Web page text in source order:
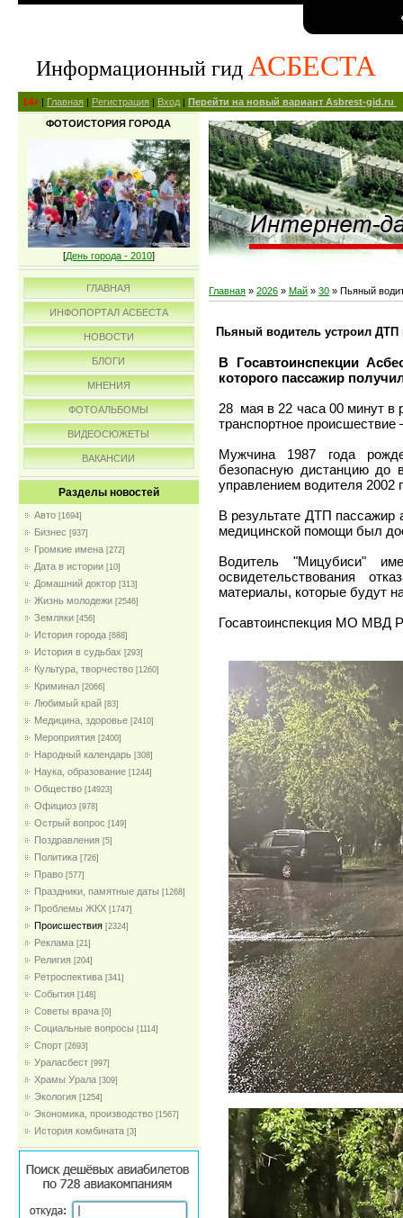
Информационный гид АСБЕСТА
14+ | Главная | Регистрация | Вход | Перейти на новый вариант Asbrest-gid.ru
ФОТОИСТОРИЯ ГОРОДА
[День города - 2010]
ГЛАВНАЯ
ИНФОПОРТАЛ АСБЕСТА
НОВОСТИ
БЛОГИ
МНЕНИЯ
ФОТОАЛЬБОМЫ
ВИДЕОСЮЖЕТЫ
ВАКАНСИИ
Разделы новостей
Авто [1694]
Бизнес [937]
Громкие имена [272]
Дата в истории [10]
Домашний доктор [313]
Жизнь молодежи [2546]
Земляки [456]
История города [688]
История в судьбах [293]
Культура, творчество [1260]
Криминал [2066]
Любимый край [83]
Медицина, здоровье [2410]
Мероприятия [2400]
Народный календарь [308]
Наука, образование [1244]
Общество [14923]
Официоз [978]
Острый вопрос [149]
Поздравления [5]
Политика [726]
Право [577]
Праздники, памятные даты [1268]
Проблемы ЖКХ [1747]
Проиcшествия [2324]
Реклама [21]
Религия [204]
Ретроспектива [341]
События [148]
Советы врача [0]
Социальные вопросы [1114]
Спорт [2693]
Ураласбест [997]
Храмы Урала [309]
Экология [1254]
Экономика, производство [1567]
История комбината [3]
Главная » 2026 » Май » 30 » Пьяный
Пьяный водитель устроил ДТП
В Госавтоинспекции
которого пассажир
28 мая в 22 часа 00 минут в
транспортное
Мужчина 1987 года
безопасную дистанцию до
управлением водителя 2002
В результате ДТП пассажир
медицинской помощи был
Водитель "Мицубиси"
освидетельствования
материалы, которые будут
Госавтоинспекция МО МВД